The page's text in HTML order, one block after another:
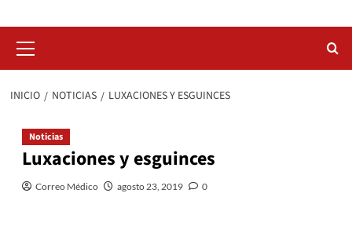
primario
INICIO NOTICIAS LUXACIONES Y ESGUINCES
Noticias
Luxaciones y esguinces
Correo Médico agosto 23, 2019 0